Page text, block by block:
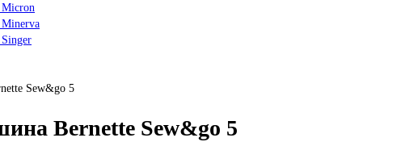
Sew&go 5
Bernette Sew&go 5